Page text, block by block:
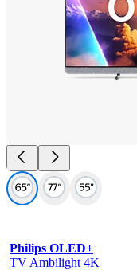
Philips OLED+
TV Ambilight 4K